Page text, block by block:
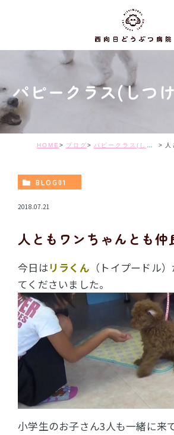
パピークラス(しつ
HOME ブログ パピークラス(しつけ教室)日記 人と
BLOG01
2018.07.21
人ともワンちゃんとも仲
今日はリラくん （トイプードル
てくださいました。
小学生のお子さん3人も一緒に来